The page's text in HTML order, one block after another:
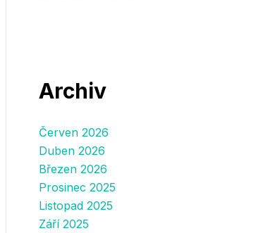
Archiv
Červen 2026
Duben 2026
Březen 2026
Prosinec 2025
Listopad 2025
Září 2025